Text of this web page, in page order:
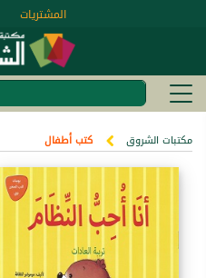
المشتريات
مكتبات الشروق كتب أطفال